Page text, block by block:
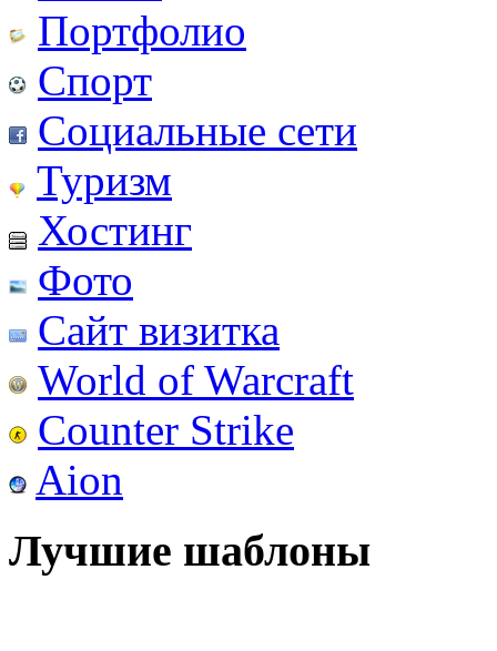
Портфолио
Спорт
Социальные сети
Туризм
Хостинг
Фото
Сайт визитка
World of Warcraft
Counter Strike
Aion
Лучшие шаблоны